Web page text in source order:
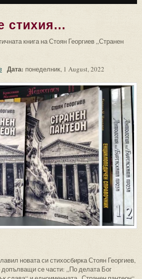
стихия...
книга на Стоян Георгиев „Странен
Дата: понеделник, 1 August, 2022
новата си стихосбирка Стоян Георгиев,
се части: „По делата Бог